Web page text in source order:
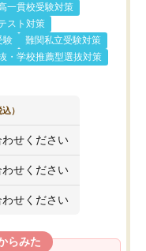
一貫校受験対策
スト対策
験
難関私立受験対策
・学校推薦型選抜対策
込）
せください
せください
せください
らみた